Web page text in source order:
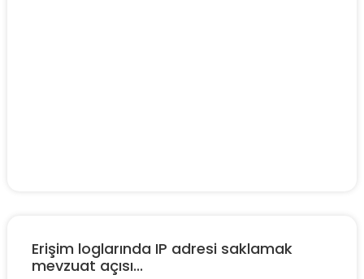
Erişim loglarında IP adresi saklamak
mevzuat açısı...